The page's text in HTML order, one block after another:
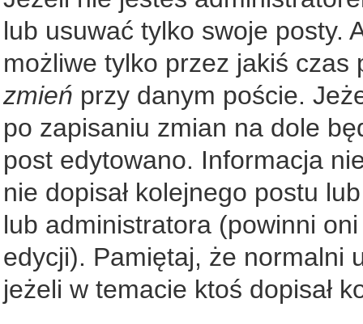
lub usuwać tylko swoje posty.
możliwe tylko przez jakiś
zmień przy danym poście.
po zapisaniu zmian na dole
post edytowano. Informacja
nie dopisał kolejnego postu
lub administratora (powinni
edycji). Pamiętaj, że normalni
jeżeli w temacie ktoś dopisał